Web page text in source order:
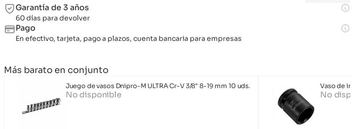
Garantía de 3 años
60 días para devolver
Pago
En efectivo, tarjeta, pago a plazos, cuenta bancaria para empresas
Más barato en conjunto
Juego de vasos Dnipro-M ULTRA Cr-V 3/8" 8-19 mm 10 uds.
No disponible
Vaso de
No